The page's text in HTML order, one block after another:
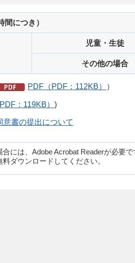
につき）
児童・生徒
その他の場合
PDF（PDF：112KB） ）
：119KB） )
書の提出について
には、Adobe Acrobat Readerが必要
ダウンロードしてください。